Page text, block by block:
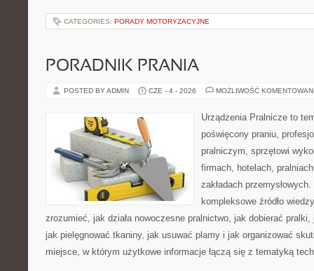
CATEGORIES: PORADY MOTORYZACYJNE
PORADNIK PRANIA
POSTED BY ADMIN CZE - 4 - 2026 MOŻLIWOŚĆ
Urządzenia Pralnicze to
poświęcony praniu,
pralniczym, sprzętowi
firmach, hotelach,
zakładach
kompleksowe źródło
zrozumieć, jak działa nowoczesne pralnictwo, jak dobierać
jak pielęgnować tkaniny, jak usuwać plamy i jak organizować
miejsce, w którym użytkowe informacje łączą się z tematyką